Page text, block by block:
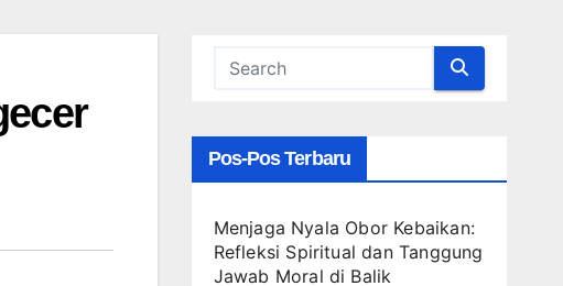
Pos-Pos Terbaru
Menjaga Nyala Obor Kebaikan:
Refleksi Spiritual dan Tanggung
Jawab Moral di Balik